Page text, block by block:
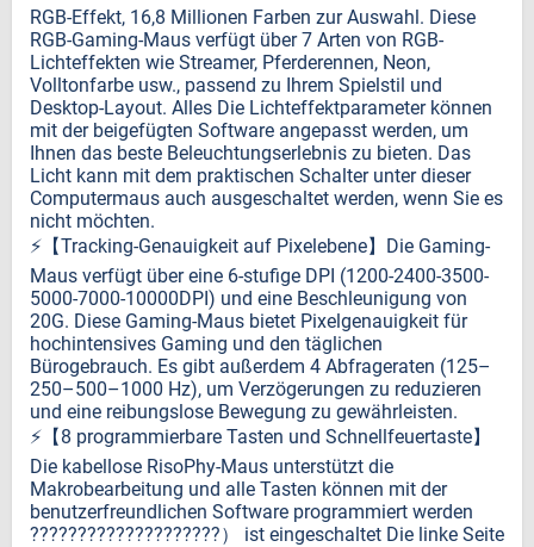
RGB-Effekt, 16,8 Millionen Farben zur Auswahl. Diese
RGB-Gaming-Maus verfügt über 7 Arten von RGB-
Lichteffekten wie Streamer, Pferderennen, Neon,
Volltonfarbe usw., passend zu Ihrem Spielstil und
Desktop-Layout. Alles Die Lichteffektparameter können
mit der beigefügten Software angepasst werden, um
Ihnen das beste Beleuchtungserlebnis zu bieten. Das
Licht kann mit dem praktischen Schalter unter dieser
Computermaus auch ausgeschaltet werden, wenn Sie es
nicht möchten.
⚡️【Tracking-Genauigkeit auf Pixelebene】Die Gaming-
Maus verfügt über eine 6-stufige DPI (1200-2400-3500-
5000-7000-10000DPI) und eine Beschleunigung von
20G. Diese Gaming-Maus bietet Pixelgenauigkeit für
hochintensives Gaming und den täglichen
Bürogebrauch. Es gibt außerdem 4 Abfrageraten (125–
250–500–1000 Hz), um Verzögerungen zu reduzieren
und eine reibungslose Bewegung zu gewährleisten.
⚡️【8 programmierbare Tasten und Schnellfeuertaste】
Die kabellose RisoPhy-Maus unterstützt die
Makrobearbeitung und alle Tasten können mit der
benutzerfreundlichen Software programmiert werden
????????????????????） ist eingeschaltet Die linke Seite